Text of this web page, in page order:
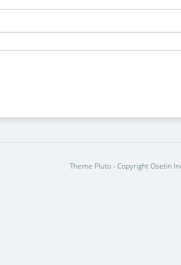
Theme Pluto - Copyright Osetin